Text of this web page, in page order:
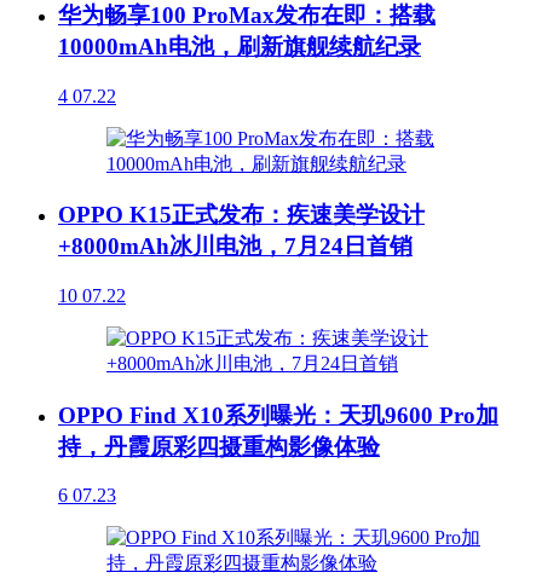
华为畅享100 ProMax发布在即：搭载
10000mAh电池，刷新旗舰续航纪录
4 07.22
OPPO K15正式发布：疾速美学设计
+8000mAh冰川电池，7月24日首销
10 07.22
OPPO Find X10系列曝光：天玑9600 Pro加
持，丹霞原彩四摄重构影像体验
6 07.23